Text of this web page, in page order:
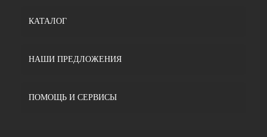
КАТАЛОГ
НАШИ ПРЕДЛОЖЕНИЯ
ПОМОЩЬ И СЕРВИСЫ